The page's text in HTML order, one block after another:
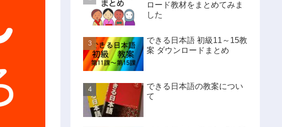
ロード教材をまとめてみま
した
できる日本語 初級11～15教
案 ダウンロードまとめ
できる日本語の教案につい
て